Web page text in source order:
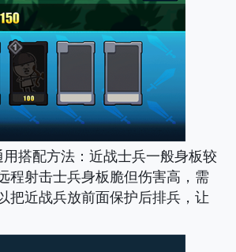
搭配方法：近战士兵一般身板较
程射击士兵身板脆但伤害高，需
把近战兵放前面保护后排兵，让